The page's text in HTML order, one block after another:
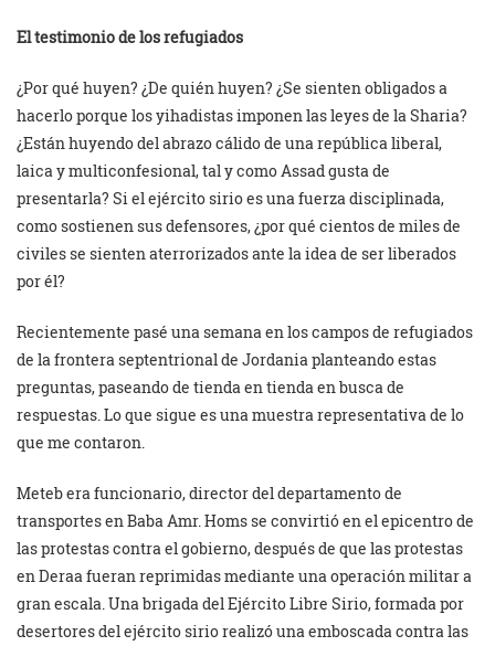
El testimonio de los refugiados
¿Por qué huyen? ¿De quién huyen? ¿Se sienten obligados a
hacerlo porque los yihadistas imponen las leyes de la Sharia?
¿Están huyendo del abrazo cálido de una república liberal,
laica y multiconfesional, tal y como Assad gusta de
presentarla? Si el ejército sirio es una fuerza disciplinada,
como sostienen sus defensores, ¿por qué cientos de miles de
civiles se sienten aterrorizados ante la idea de ser liberados
por él?
Recientemente pasé una semana en los campos de refugiados
de la frontera septentrional de Jordania planteando estas
preguntas, paseando de tienda en tienda en busca de
respuestas. Lo que sigue es una muestra representativa de lo
que me contaron.
Meteb era funcionario, director del departamento de
transportes en Baba Amr. Homs se convirtió en el epicentro de
las protestas contra el gobierno, después de que las protestas
en Deraa fueran reprimidas mediante una operación militar a
gran escala. Una brigada del Ejército Libre Sirio, formada por
desertores del ejército sirio realizó una emboscada contra las